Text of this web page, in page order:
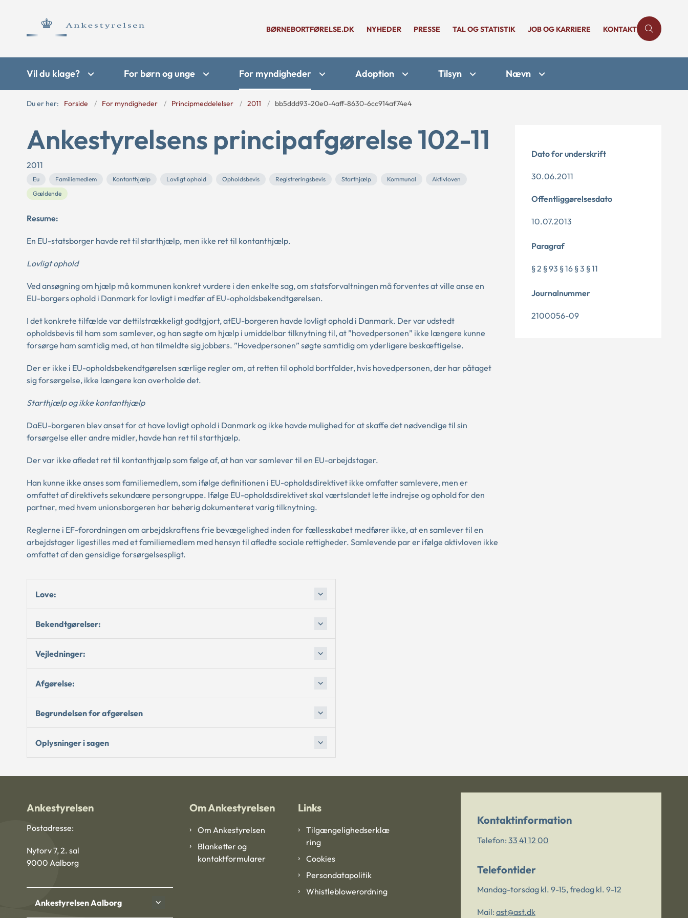
BØRNEBORTFØRELSE.DK NYHEDER PRESSE TAL OG STATISTIK JOB OG KARRIERE KONTAKT
Vil du klage? For børn og unge For myndigheder Adoption Tilsyn Nævn
Du er her: Forside For myndigheder Principmeddelelser 2011 bb5ddd93-20e0-4aff-8630-6cc914af74e4
Ankestyrelsens principafgørelse 102-11
2011
Eu Familiemedlem Kontanthjælp Lovligt ophold Opholdsbevis Registreringsbevis Starthjælp Kommunal
Aktivloven
Gældende
Resume:
En EU-statsborger havde ret til starthjælp, men ikke ret til kontanthjælp.
Lovligt ophold
Ved ansøgning om hjælp må kommunen konkret vurdere i den enkelte sag, om statsforvaltningen må forventes at ville anse en
EU-borgers ophold i Danmark for lovligt i medfør af EU-opholdsbekendtgørelsen.
I det konkrete tilfælde var dettilstrækkeligt godtgjort, atEU-borgeren havde lovligt ophold i Danmark. Der var udstedt
opholdsbevis til ham som samlever, og han søgte om hjælp i umiddelbar tilknytning til, at ”hovedpersonen” ikke længere kunne
forsørge ham samtidig med, at han tilmeldte sig jobbørs. ”Hovedpersonen” søgte samtidig om yderligere beskæftigelse.
Der er ikke i EU-opholdsbekendtgørelsen særlige regler om, at retten til ophold bortfalder, hvis hovedpersonen, der har påtaget
sig forsørgelse, ikke længere kan overholde det.
Starthjælp og ikke kontanthjælp
DaEU-borgeren blev anset for at have lovligt ophold i Danmark og ikke havde mulighed for at skaffe det nødvendige til sin
forsørgelse eller andre midler, havde han ret til starthjælp.
Der var ikke afledet ret til kontanthjælp som følge af, at han var samlever til en EU-arbejdstager.
Han kunne ikke anses som familiemedlem, som ifølge definitionen i EU-opholdsdirektivet ikke omfatter samlevere, men er
omfattet af direktivets sekundære persongruppe. Ifølge EU-opholdsdirektivet skal værtslandet lette indrejse og ophold for den
partner, med hvem unionsborgeren har behørig dokumenteret varig tilknytning.
Reglerne i EF-forordningen om arbejdskraftens frie bevægelighed inden for fællesskabet medfører ikke, at en samlever til en
arbejdstager ligestilles med et familiemedlem med hensyn til afledte sociale rettigheder. Samlevende par er ifølge aktivloven ikke
omfattet af den gensidige forsørgelsespligt.
Love:
Bekendtgørelser:
Vejledninger:
Afgørelse:
Begrundelsen for afgørelsen
Oplysninger i sagen
Dato for underskrift
30.06.2011
Offentliggørelsesdato
10.07.2013
Paragraf
§ 2 § 93 § 16 § 3 § 11
Journalnummer
2100056-09
Ankestyrelsen
Postadresse:
Nytorv 7, 2. sal
9000 Aalborg
Ankestyrelsen Aalborg
Om Ankestyrelsen
Om Ankestyrelsen
Blanketter og
kontaktformularer
Links
Tilgængelighedserklæ
ring
Cookies
Persondatapolitik
Whistleblowerordning
Kontaktinformation
Telefon: 33 41 12 00
Telefontider
Mandag-torsdag kl. 9-15, fredag kl. 9-12
Mail: ast@ast.dk